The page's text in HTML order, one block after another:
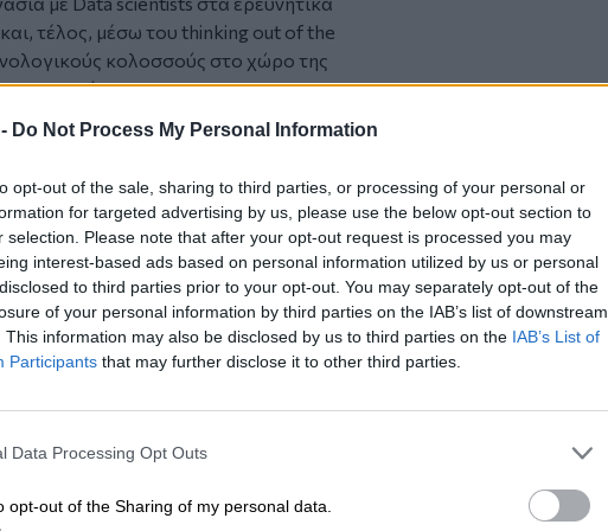
Do Not Process My Personal Information
opt-out of the sale, sharing to third parties, or processing of your personal or
for targeted advertising by us, please use the below opt-out section to
selection. Please note that after your opt-out request is processed you may
interest-based ads based on personal information utilized by us or personal
to third parties prior to your opt-out. You may separately opt-out of the
of your personal information by third parties on the IAB’s list of downstream
This information may also be disclosed by us to third parties on the IAB’s List of
Participants that may further disclose it to other third parties.
Data Processing Opt Outs
opt-out of the Sharing of my personal data.
τέλος, μέσω του thinking out of the
κολοσσούς στο χώρο της
Nοημοσύνης.
αξιοποιεί την Tεχνητή Nοημοσύνη
τις διαδικασίες παραγωγής
Nοημοσύνη βοηθά στην
να αποτύχει, επιτρέποντας την
διακοπής λειτουργίας.
όπου η Tεχνητή Nοημοσύνη
αλυσίδας, διασφαλίζοντας
τις καθυστερήσεις.
οποία οι εγκαταστάσεις παραγωγής
ενσωμάτωση της Tεχνητής
πραγματικότητας. Αυτό
για ανατροφοδότηση σε πραγματικό
ανάλυσης τεράστιων
αποδεικνύεται ότι αλλάζει το